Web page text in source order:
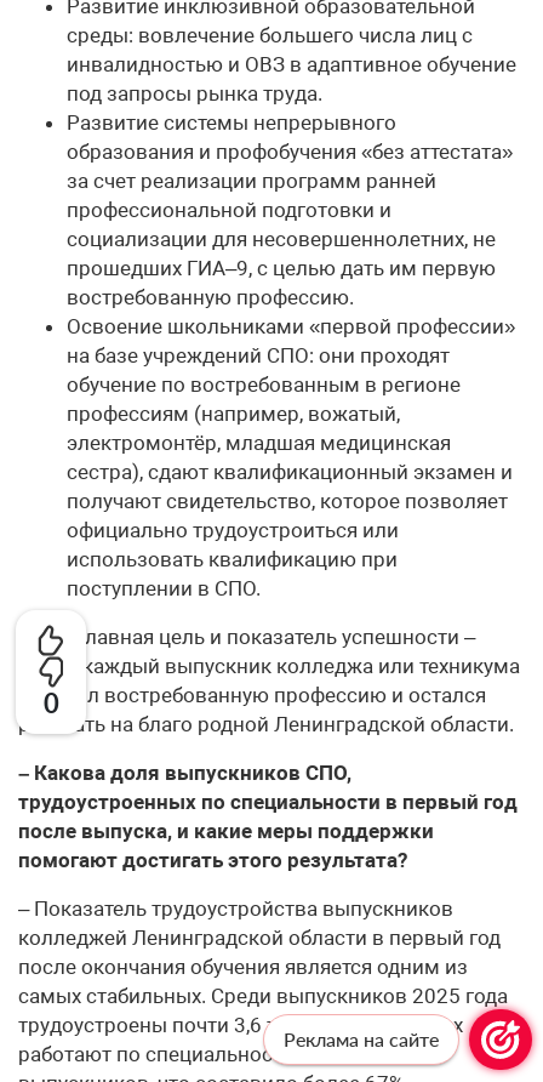
0
Развитие инклюзивной образовательной
среды: вовлечение большего числа лиц с
инвалидностью и ОВЗ в адаптивное обучение
под запросы рынка труда.
Развитие системы непрерывного
образования и профобучения «без аттестата»
за счет реализации программ ранней
профессиональной подготовки и
социализации для несовершеннолетних, не
прошедших ГИА–9, с целью дать им первую
востребованную профессию.
Освоение школьниками «первой профессии»
на базе учреждений СПО: они проходят
обучение по востребованным в регионе
профессиям (например, вожатый,
электромонтёр, младшая медицинская
сестра), сдают квалификационный экзамен и
получают свидетельство, которое позволяет
официально трудоустроиться или
использовать квалификацию при
поступлении в СПО.
Наша главная цель и показатель успешности –
чтобы каждый выпускник колледжа или техникума
получил востребованную профессию и остался
работать на благо родной Ленинградской области.
– Какова доля выпускников СПО,
трудоустроенных по специальности в первый год
после выпуска, и какие меры поддержки
помогают достигать этого результата?
– Показатель трудоустройства выпускников
колледжей Ленинградской области в первый год
после окончания обучения является одним из
самых стабильных. Среди выпускников 2025 года
трудоустроены почти 3,6 тыс. человек, из них
работают по специальности более 2,4 тыс.
Реклама на сайте